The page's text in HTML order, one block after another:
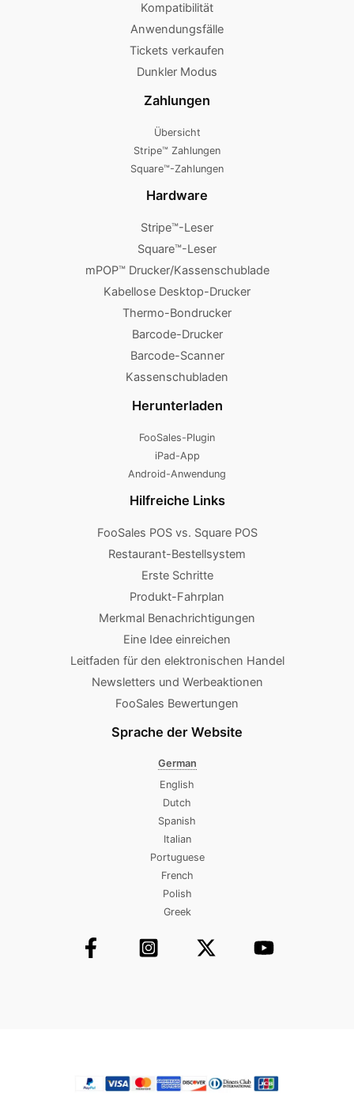
Kompatibilität
Anwendungsfälle
Tickets verkaufen
Dunkler Modus
Zahlungen
Übersicht
Stripe™ Zahlungen
Square™-Zahlungen
Hardware
Stripe™-Leser
Square™-Leser
mPOP™ Drucker/Kassenschublade
Kabellose Desktop-Drucker
Thermo-Bondrucker
Barcode-Drucker
Barcode-Scanner
Kassenschubladen
Herunterladen
FooSales-Plugin
iPad-App
Android-Anwendung
Hilfreiche Links
FooSales POS vs. Square POS
Restaurant-Bestellsystem
Erste Schritte
Produkt-Fahrplan
Merkmal Benachrichtigungen
Eine Idee einreichen
Leitfaden für den elektronischen Handel
Newsletters und Werbeaktionen
FooSales Bewertungen
Sprache der Website
German
English
Dutch
Spanish
Italian
Portuguese
French
Polish
Greek